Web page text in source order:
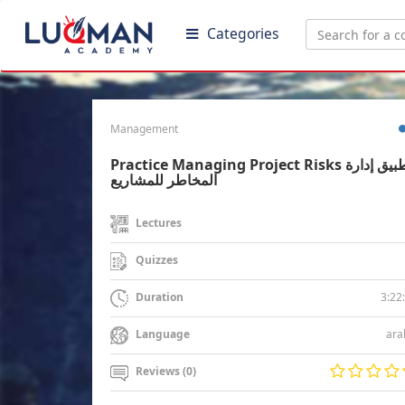
Categories
Management
Practice Managing Project Risks تطبيق إدارة
المخاطر للمشاريع
Lectures
Quizzes
Duration
Language
Reviews (0)